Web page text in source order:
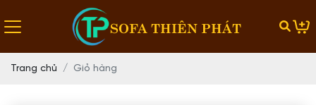
SOFA THIÊN PHÁT
Trang chủ Giỏ hàng